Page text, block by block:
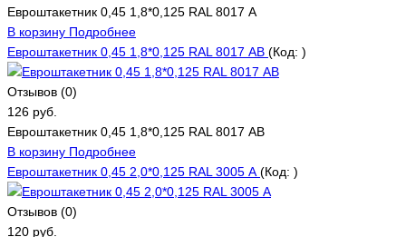
Евроштакетник 0,45 1,8*0,125 RAL 8017 А
В корзину Подробнее
Евроштакетник 0,45 1,8*0,125 RAL 8017 АВ (Код: )
Отзывов (0)
126 руб.
Евроштакетник 0,45 1,8*0,125 RAL 8017 АВ
В корзину Подробнее
Евроштакетник 0,45 2,0*0,125 RAL 3005 А (Код: )
Отзывов (0)
120 руб.